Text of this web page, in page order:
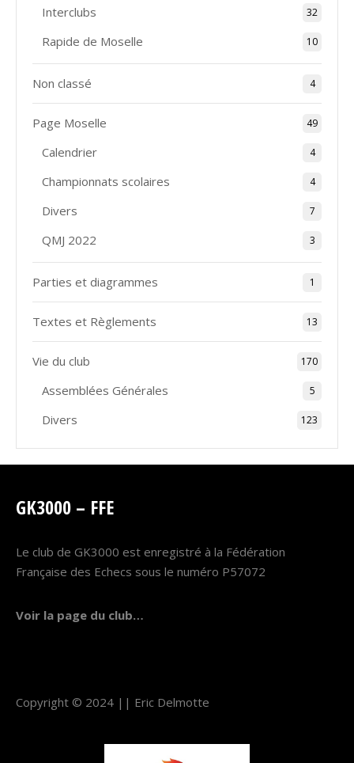
Interclubs 32
Rapide de Moselle 10
Non classé 4
Page Moselle 49
Calendrier 4
Championnats scolaires 4
Divers 7
QMJ 2022 3
Parties et diagrammes 1
Textes et Règlements 13
Vie du club 170
Assemblées Générales 5
Divers 123
GK3000 – FFE
Le club de GK3000 est enregistré à la Fédération
Française des Echecs sous le numéro P57072
Voir la page du club…
Copyright © 2024 || Eric Delmotte